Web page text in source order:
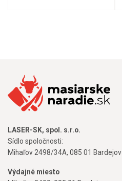
LASER-SK, spol. s.r.o.
Sídlo spoločnosti:
Mihaľov 2498/34A, 085 01 Bardejov
Výdajné miesto